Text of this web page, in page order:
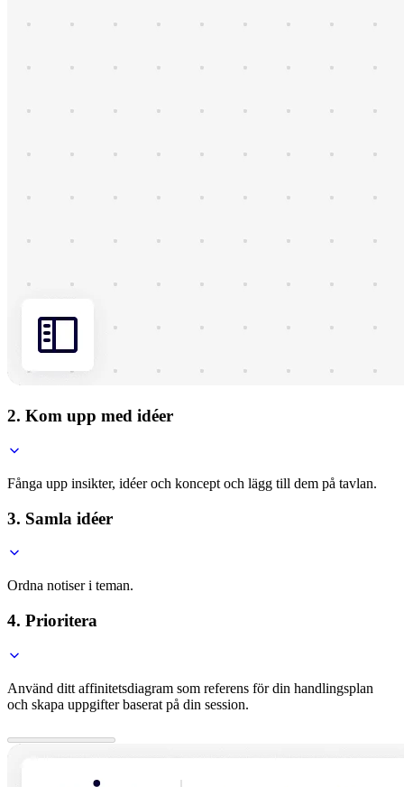
2. Kom upp med idéer
Fånga upp insikter, idéer och koncept och lägg till dem på tavlan.
3. Samla idéer
Ordna notiser i teman.
4. Prioritera
Använd ditt affinitetsdiagram som referens för din handlingsplan
och skapa uppgifter baserat på din session.